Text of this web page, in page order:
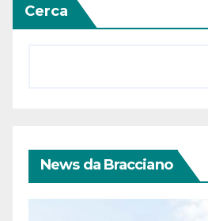
Cerca
News da Bracciano